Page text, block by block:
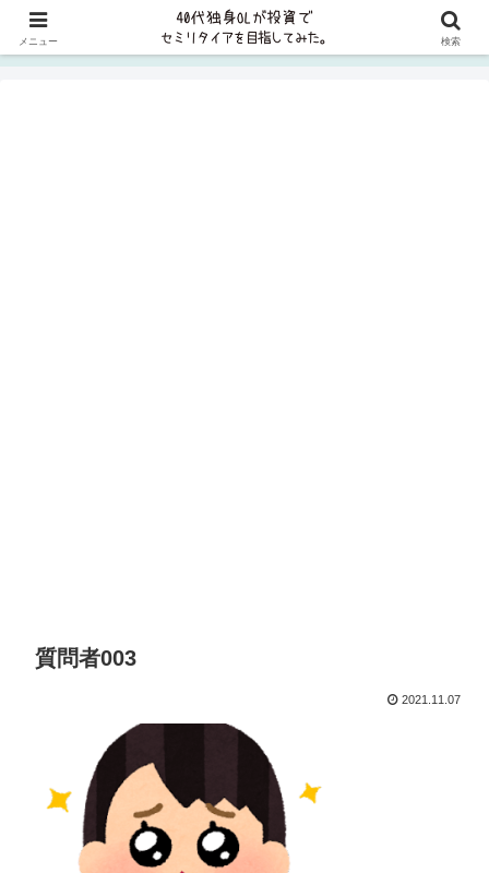
貯金ゼロから8年で資産5000万円、2023年に1億円を突破しました✨FP2級
取得＆コツコツ投資を実践中＞
質問者003
2021.11.07
メニュー 検索